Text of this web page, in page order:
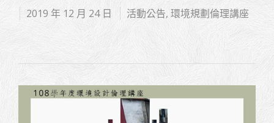
2019 年 12 月 24 日 活動公告, 環境規劃倫理講座